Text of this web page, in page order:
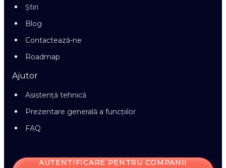
Știri
Blog
Contactează-ne
Roadmap
Ajutor
Asistență tehnică
Prezentare generală a funcțiilor
FAQ
AUTENTIFICARE PENTRU COMPANII